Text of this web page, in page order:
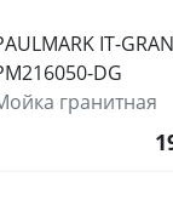
IT-
DG
гранитная